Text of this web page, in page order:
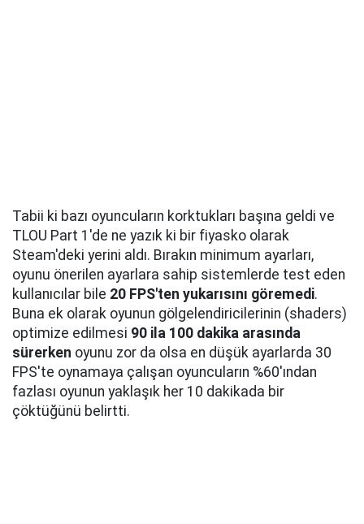
Tabii ki bazı oyuncuların korktukları başına geldi ve
TLOU Part 1'de ne yazık ki bir fiyasko olarak
Steam'deki yerini aldı. Bırakın minimum ayarları,
oyunu önerilen ayarlara sahip sistemlerde test eden
kullanıcılar bile 20 FPS'ten yukarısını göremedi.
Buna ek olarak oyunun gölgelendiricilerinin (shaders)
optimize edilmesi 90 ila 100 dakika arasında
sürerken oyunu zor da olsa en düşük ayarlarda 30
FPS'te oynamaya çalışan oyuncuların %60'ından
fazlası oyunun yaklaşık her 10 dakikada bir
çöktüğünü belirtti.